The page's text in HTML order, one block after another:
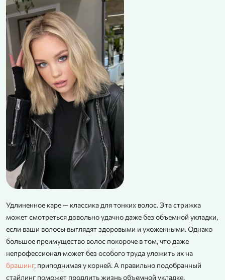
Удлиненное каре — классика для тонких волос. Эта стрижка
может смотреться довольно удачно даже без объемной укладки,
если ваши волосы выглядят здоровыми и ухоженными. Однако
большое преимущество волос покороче в том, что даже
непрофессионал может без особого труда уложить их на
брашинг, приподнимая у корней. А правильно подобранный
стайлинг поможет продлить жизнь объемной укладке.